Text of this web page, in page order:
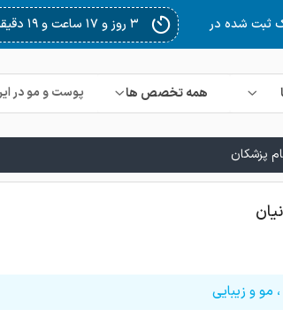
ثبت شده در
همه تخصص ها
پزشکان
و زیبایی